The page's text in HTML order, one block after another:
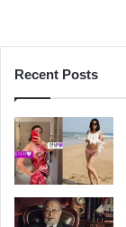
Recent Posts